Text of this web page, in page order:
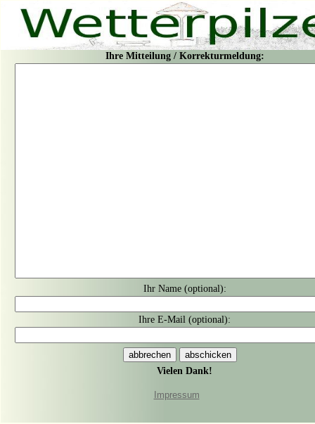
Ihre Mitteilung / Korrekturmeldung:
Ihr Name (optional):
Ihre E-Mail (optional):
Vielen Dank!
Impressum